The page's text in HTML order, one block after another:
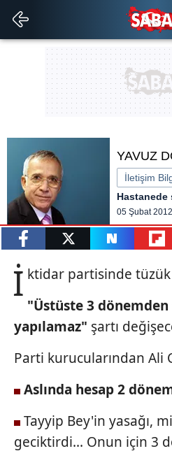
YAVUZ
İletişim
Hastanede
05 Şubat
İ ktidar partisinde
"Üstüste 3
yapılamaz" şartı
Parti kurucularından Ali
Aslında hesap 2
Tayyip Bey'in yasağı,
geciktirdi... Onun için 3